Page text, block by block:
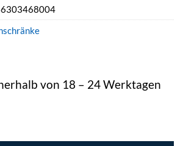
von 18 – 24 Werktagen